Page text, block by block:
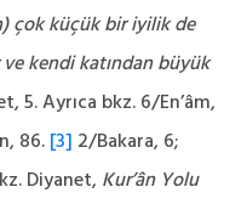
çok küçük bir iyilik de
ve kendi katından büyük
5. Ayrıca bkz. 6/En’âm,
86. [3] 2/Bakara, 6;
Diyanet, Kur’ân Yolu